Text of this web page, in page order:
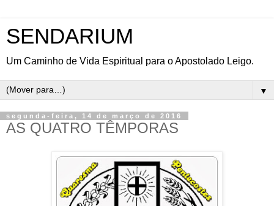
SENDARIUM
Um Caminho de Vida Espiritual para o Apostolado Leigo.
▼
segunda-feira, 14 de março de 2016
AS QUATRO TÊMPORAS